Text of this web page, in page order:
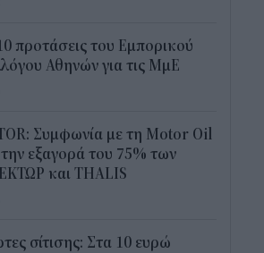
προτάσεις του Εμπορικού
Αθηνών για τις ΜμΕ
Συμφωνία με τη Motor Oil
την εξαγορά του 75% των
και THALIS
σίτισης: Στα 10 ευρώ